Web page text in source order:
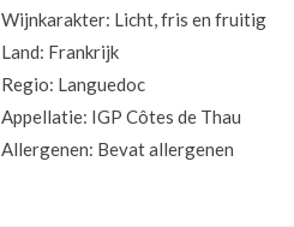
Wijnkarakter: Licht, fris en fruitig
Land: Frankrijk
Regio: Languedoc
Appellatie: IGP Côtes de Thau
Allergenen: Bevat allergenen